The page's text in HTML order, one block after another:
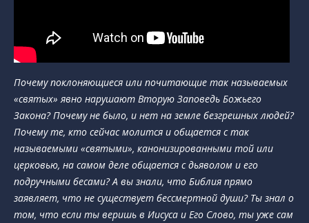
Почему поклоняющиеся или почитающие так называемых
«святых» явно нарушают Вторую Заповедь Божьего
Закона? Почему не было, и нет на земле безгрешных людей?
Почему те, кто сейчас молится и общается с так
называемыми «святыми», канонизированными той или
церковью, на самом деле общается с дьяволом и его
подручными бесами? А вы знали, что Библия прямо
заявляет, что не существует бессмертной души? Ты знал о
том, что если ты веришь в Иисуса и Его Слово, ты уже сам